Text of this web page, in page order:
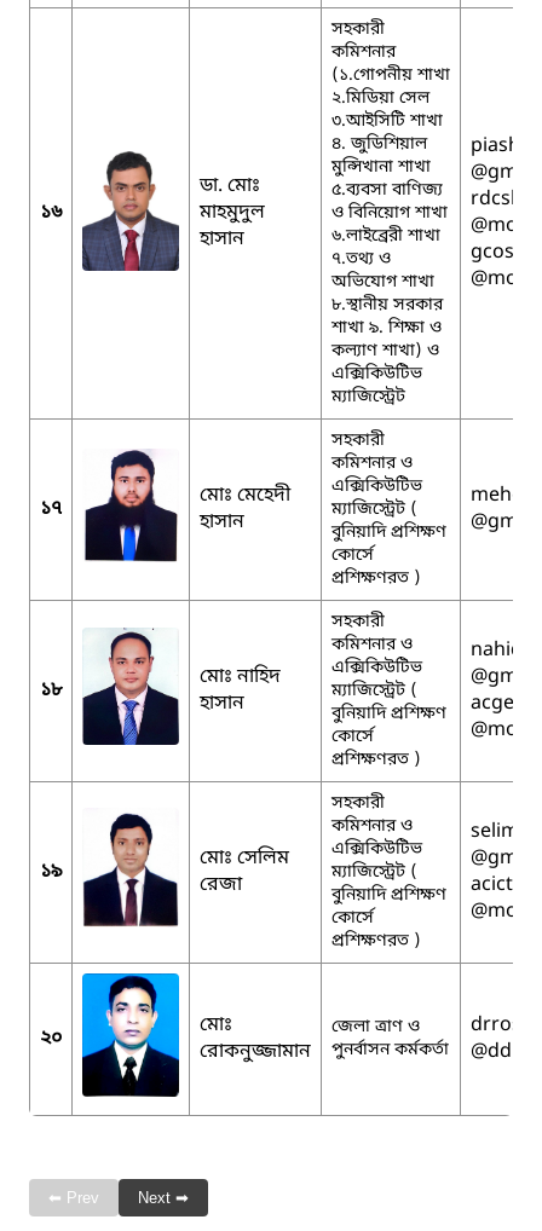
১৬
ডা. মোঃ
মাহমুদুল
হাসান
সহকারী
কমিশনার
(১.গোপনীয় শাখা
২.মিডিয়া সেল
৩.আইসিটি শাখা
৪. জুডিশিয়াল
মুন্সিখানা শাখা
৫.ব্যবসা বাণিজ্য
ও বিনিয়োগ শাখা
৬.লাইব্রেরী শাখা
৭.তথ্য ও
অভিযোগ শাখা
৮.স্থানীয় সরকার
শাখা ৯. শিক্ষা ও
কল্যাণ শাখা) ও
এক্সিকিউটিভ
ম্যাজিস্ট্রেট
১৭
মোঃ মেহেদী
হাসান
সহকারী
কমিশনার ও
এক্সিকিউটিভ
ম্যাজিস্ট্রেট (
বুনিয়াদি প্রশিক্ষণ
কোর্সে
প্রশিক্ষণরত )
১৮
মোঃ নাহিদ
হাসান
সহকারী
কমিশনার ও
এক্সিকিউটিভ
ম্যাজিস্ট্রেট (
বুনিয়াদি প্রশিক্ষণ
কোর্সে
প্রশিক্ষণরত )
১৯
মোঃ সেলিম
রেজা
সহকারী
কমিশনার ও
এক্সিকিউটিভ
ম্যাজিস্ট্রেট (
বুনিয়াদি প্রশিক্ষণ
কোর্সে
প্রশিক্ষণরত )
২০
মোঃ
রোকনুজ্জামান
জেলা ত্রাণ ও
পুনর্বাসন কর্মকর্তা
⬅ Prev Next ➡